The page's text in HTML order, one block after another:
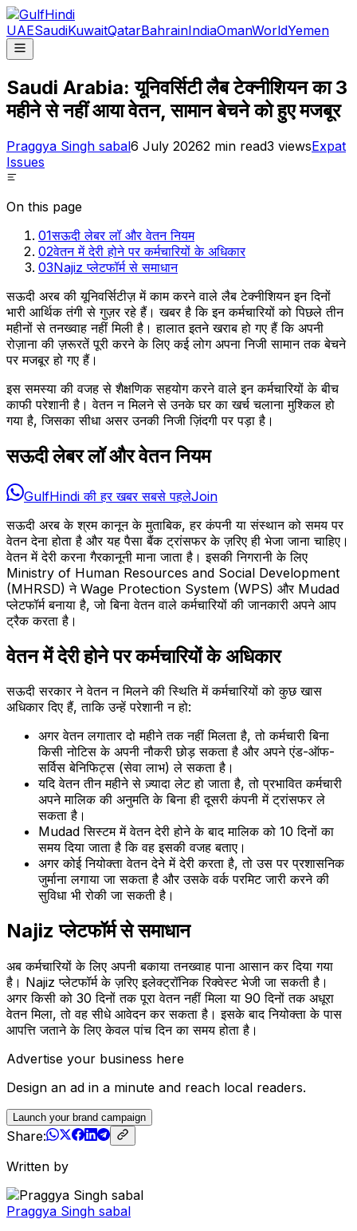
UAESaudiKuwaitQatarBahrainIndiaOmanWorldYemen
Saudi Arabia: यूनिवर्सिटी लैब टेक्नीशियन का 3
महीने से नहीं आया वेतन, सामान बेचने को हुए मजबूर
Praggya Singh sabal6 July 20262 min read3 viewsExpat
Issues
On this page
01सऊदी लेबर लॉ और वेतन नियम
02वेतन में देरी होने पर कर्मचारियों के अधिकार
03Najiz प्लेटफॉर्म से समाधान
सऊदी अरब की यूनिवर्सिटीज़ में काम करने वाले लैब टेक्नीशियन इन दिनों
भारी आर्थिक तंगी से गुज़र रहे हैं। खबर है कि इन कर्मचारियों को पिछले तीन
महीनों से तनख्वाह नहीं मिली है। हालात इतने खराब हो गए हैं कि अपनी
रोज़ाना की ज़रूरतें पूरी करने के लिए कई लोग अपना निजी सामान तक बेचने
पर मजबूर हो गए हैं।
इस समस्या की वजह से शैक्षणिक सहयोग करने वाले इन कर्मचारियों के बीच
काफी परेशानी है। वेतन न मिलने से उनके घर का खर्च चलाना मुश्किल हो
गया है, जिसका सीधा असर उनकी निजी ज़िंदगी पर पड़ा है।
सऊदी लेबर लॉ और वेतन नियम
GulfHindi की हर खबर सबसे पहलेJoin
सऊदी अरब के श्रम कानून के मुताबिक, हर कंपनी या संस्थान को समय पर
वेतन देना होता है और यह पैसा बैंक ट्रांसफर के ज़रिए ही भेजा जाना चाहिए।
वेतन में देरी करना गैरकानूनी माना जाता है। इसकी निगरानी के लिए
Ministry of Human Resources and Social Development
(MHRSD) ने Wage Protection System (WPS) और Mudad
प्लेटफॉर्म बनाया है, जो बिना वेतन वाले कर्मचारियों की जानकारी अपने आप
ट्रैक करता है।
वेतन में देरी होने पर कर्मचारियों के अधिकार
सऊदी सरकार ने वेतन न मिलने की स्थिति में कर्मचारियों को कुछ खास
अधिकार दिए हैं, ताकि उन्हें परेशानी न हो:
अगर वेतन लगातार दो महीने तक नहीं मिलता है, तो कर्मचारी बिना
किसी नोटिस के अपनी नौकरी छोड़ सकता है और अपने एंड-ऑफ-
सर्विस बेनिफिट्स (सेवा लाभ) ले सकता है।
यदि वेतन तीन महीने से ज़्यादा लेट हो जाता है, तो प्रभावित कर्मचारी
अपने मालिक की अनुमति के बिना ही दूसरी कंपनी में ट्रांसफर ले
सकता है।
Mudad सिस्टम में वेतन देरी होने के बाद मालिक को 10 दिनों का
समय दिया जाता है कि वह इसकी वजह बताए।
अगर कोई नियोक्ता वेतन देने में देरी करता है, तो उस पर प्रशासनिक
जुर्माना लगाया जा सकता है और उसके वर्क परमिट जारी करने की
सुविधा भी रोकी जा सकती है।
Najiz प्लेटफॉर्म से समाधान
अब कर्मचारियों के लिए अपनी बकाया तनख्वाह पाना आसान कर दिया गया
है। Najiz प्लेटफॉर्म के ज़रिए इलेक्ट्रॉनिक रिक्वेस्ट भेजी जा सकती है।
अगर किसी को 30 दिनों तक पूरा वेतन नहीं मिला या 90 दिनों तक अधूरा
वेतन मिला, तो वह सीधे आवेदन कर सकता है। इसके बाद नियोक्ता के पास
आपत्ति जताने के लिए केवल पांच दिन का समय होता है।
Advertise your business here
Design an ad in a minute and reach local readers.
Launch your brand campaign
Share:
Written by
Praggya Singh sabal